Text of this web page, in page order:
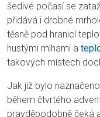
šedivé počasí se
přidává i drobné
těsně pod hranicí
hustými mlhami a
takových místech
Jak již bylo
během čtvrtého
pravděpodobně čeká